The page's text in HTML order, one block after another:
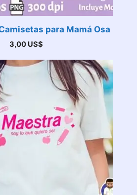
para Mamá Osa
3,00 US$